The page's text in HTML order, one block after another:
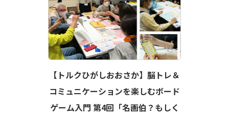
【トルクひがしおおさか】脳トレ＆
コミュニケーションを楽しむボード
ゲーム入門 第4回「名画伯？もしく